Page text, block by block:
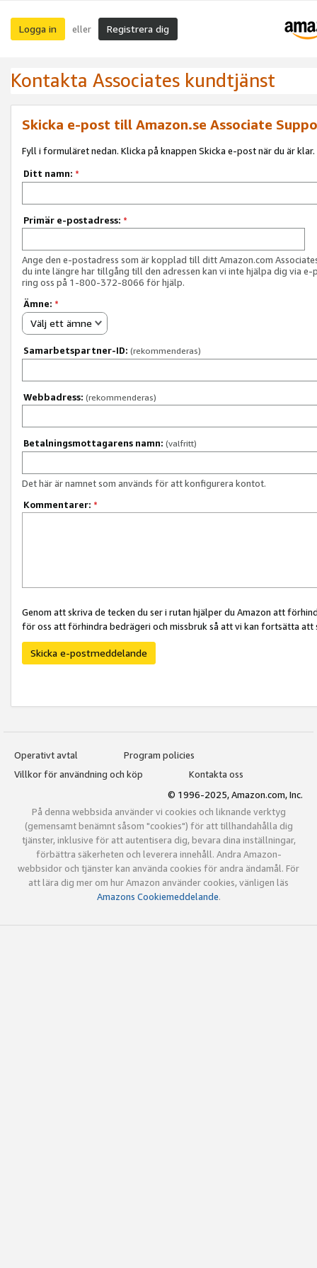
Logga in eller Registrera dig
Kontakta Associates kundtjänst
Skicka e-post till Amazon.se Associate
Fyll i formuläret nedan. Klicka på knappen Skicka e-post när du är klar.
Ditt namn: *
Primär e-postadress: *
Ange den e-postadress som är kopplad till ditt Amazon.com
du inte längre har tillgång till den adressen kan vi inte hjälpa dig via e-
ring oss på 1-800-372-8066 för hjälp.
Ämne: *
Välj ett ämne
Samarbetspartner-ID: (rekommenderas)
Webbadress: (rekommenderas)
Betalningsmottagarens namn: (valfritt)
Det här är namnet som används för att konfigurera kontot.
Kommentarer: *
Genom att skriva de tecken du ser i rutan hjälper du Amazon att
för oss att förhindra bedrägeri och missbruk så att vi kan fortsätta
Skicka e-postmeddelande
Operativt avtal
Program policies
Villkor för användning och köp
Kontakta oss
© 1996-2025, Amazon.com, Inc.
På denna webbsida använder vi cookies och liknande verktyg
(gemensamt benämnt såsom "cookies") för att tillhandahålla dig
tjänster, inklusive för att autentisera dig, bevara dina inställningar,
förbättra säkerheten och leverera innehåll. Andra Amazon-
webbsidor och tjänster kan använda cookies för andra ändamål. För
att lära dig mer om hur Amazon använder cookies, vänligen läs
Amazons Cookiemeddelande.